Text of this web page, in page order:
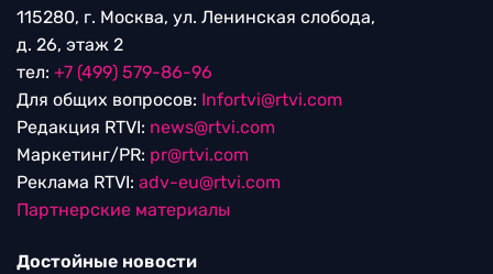
115280, г. Москва, ул. Ленинская слобода,
д. 26, этаж 2
тел: +7 (499) 579-86-96
Для общих вопросов: Infortvi@rtvi.com
Редакция RTVI: news@rtvi.com
Маркетинг/PR: pr@rtvi.com
Реклама RTVI: adv-eu@rtvi.com
Партнерские материалы
Достойные новости